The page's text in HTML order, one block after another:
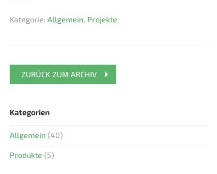
Kategorie: Allgemein, Projekte
ZURÜCK ZUM ARCHIV
Kategorien
Allgemein (40)
Produkte (5)